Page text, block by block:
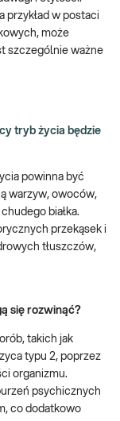
przykład w postaci
może
szczególnie ważne
tryb życia będzie
powinna być
warzyw, owoców,
białka.
przekąsek i
tłuszczów,
się rozwinąć?
takich jak
typu 2, poprzez
organizmu.
psychicznych
co dodatkowo